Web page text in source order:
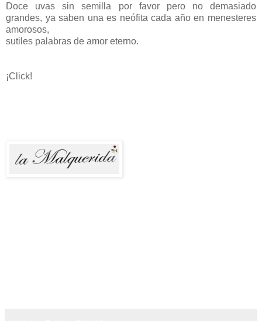
Doce uvas sin semilla por favor pero no demasiado
grandes, ya saben una es neófita cada año en menesteres
amorosos,
sutiles palabras de amor eterno.
¡Click!